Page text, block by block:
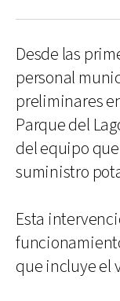
Desde las
personal
preliminares
Parque del
del equipo
suministro
Esta
que incluye el